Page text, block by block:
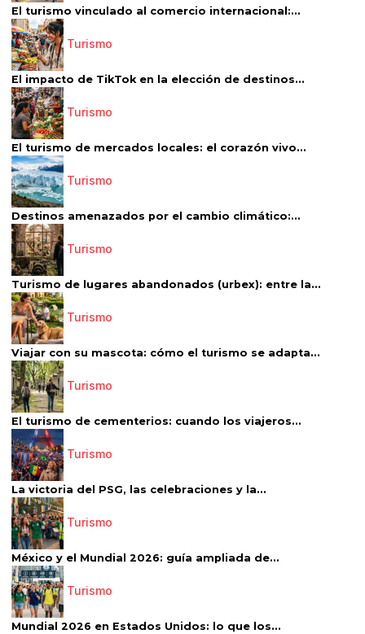
El turismo vinculado al comercio internacional:...
Turismo
El impacto de TikTok en la elección de destinos...
Turismo
El turismo de mercados locales: el corazón vivo...
Turismo
Destinos amenazados por el cambio climático:...
Turismo
Turismo de lugares abandonados (urbex): entre la...
Turismo
Viajar con su mascota: cómo el turismo se adapta...
Turismo
El turismo de cementerios: cuando los viajeros...
Turismo
La victoria del PSG, las celebraciones y la...
Turismo
México y el Mundial 2026: guía ampliada de...
Turismo
Mundial 2026 en Estados Unidos: lo que los...